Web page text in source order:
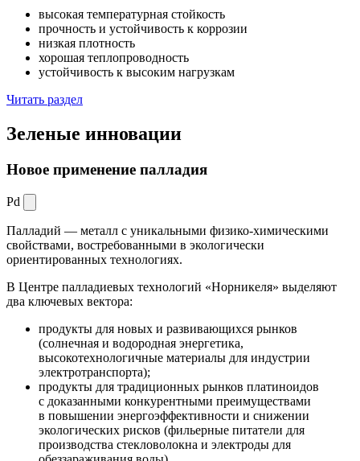
высокая температурная стойкость
прочность и устойчивость к коррозии
низкая плотность
хорошая теплопроводность
устойчивость к высоким нагрузкам
Читать раздел
Зеленые инновации
Новое применение палладия
Pd
Палладий — металл с уникальными физико-химическими
свойствами, востребованными в экологически
ориентированных технологиях.
В Центре палладиевых технологий «Норникеля» выделяют
два ключевых вектора:
продукты для новых и развивающихся рынков
(солнечная и водородная энергетика,
высокотехнологичные материалы для индустрии
электротранспорта);
продукты для традиционных рынков платиноидов
с доказанными конкурентными преимуществами
в повышении энергоэффективности и снижении
экологических рисков (фильерные питатели для
производства стекловолокна и электроды для